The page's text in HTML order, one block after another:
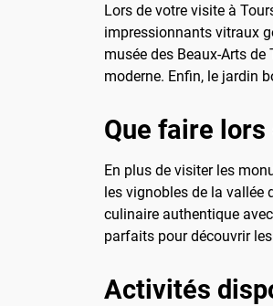
Lors de votre visite à
impressionnants vitraux
musée des Beaux-Arts
moderne. Enfin, le jardin
Que faire lors
En plus de visiter les
les vignobles de la vallée
culinaire authentique
parfaits pour découvrir
Activités